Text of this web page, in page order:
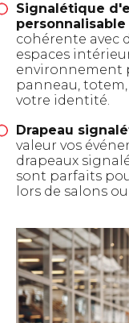
Signalétique
personnalisable
cohérente avec
espaces
environnement
panneau,
votre identité.
Drapeau
valeur vos
drapeaux
sont parfaits
lors de salons